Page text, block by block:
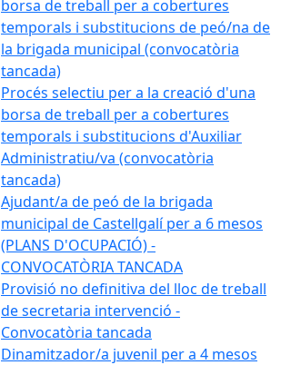
borsa de treball per a cobertures
temporals i substitucions de peó/na de
la brigada municipal (convocatòria
tancada)
Procés selectiu per a la creació d'una
borsa de treball per a cobertures
temporals i substitucions d'Auxiliar
Administratiu/va (convocatòria
tancada)
Ajudant/a de peó de la brigada
municipal de Castellgalí per a 6 mesos
(PLANS D'OCUPACIÓ) -
CONVOCATÒRIA TANCADA
Provisió no definitiva del lloc de treball
de secretaria intervenció -
Convocatòria tancada
Dinamitzador/a juvenil per a 4 mesos